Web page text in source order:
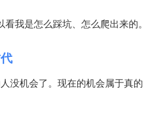
我是怎么踩坑、怎么爬出来的。
没机会了。现在的机会属于真